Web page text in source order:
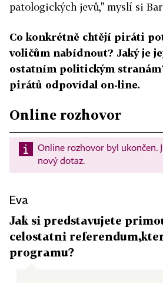
patologických jevů," myslí si
Co konkrétně chtějí piráti
voličům nabídnout? Jaký je
ostatním politickým
pirátů odpovídal on-line.
Online rozhovor
Online rozhovor byl ukončen.
nový dotaz.
Eva
Jak si predstavujete
celostatni
programu?